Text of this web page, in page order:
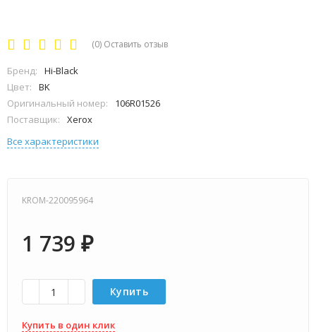
(0) Оставить отзыв
Бренд:
Hi-Black
Цвет:
BK
Оригинальный номер:
106R01526
Поставщик:
Xerox
Все характеристики
KROM-220095964
1 739 ₽
Купить
Купить в один клик